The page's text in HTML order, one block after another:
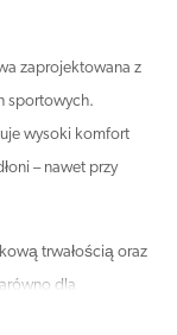
zaprojektowana z
sportowych.
wysoki komfort
– nawet przy
trwałością oraz
dla